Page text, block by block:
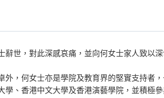
辭世，對此深感哀痛，並向何女士家人致以深
外，何女士亦是學院及教育界的堅實支持者
學、香港中文大學及香港演藝學院，並積極